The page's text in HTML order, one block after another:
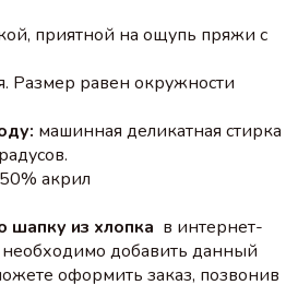
приятной на ощупь пряжи с
Размер равен окружности
машинная деликатная стирка
акрил
шапку из хлопка в интернет-
добавить данный
оформить заказ, позвонив